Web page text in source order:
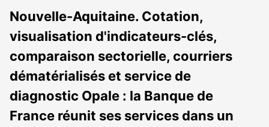
aux
abonnés
Nouvelle-Aquitaine. Cotation,
visualisation d'indicateurs-clés,
comparaison sectorielle, courriers
dématérialisés et service de
diagnostic Opale : la Banque de
France réunit ses services dans un